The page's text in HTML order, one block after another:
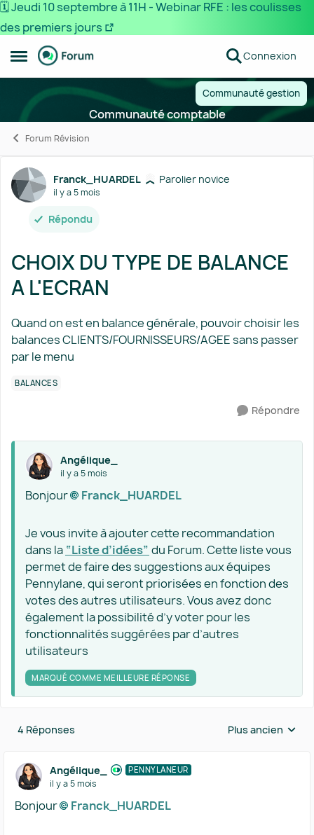
🗓️ Jeudi 10 septembre à 11H - Webinar RFE : les coulisses
des premiers jours
Ouvrir Menu Latéral
Passer au contenu Connexion
Communauté gestion
Communauté comptable
Forum Révision
Forum Discussion
Franck_HUARDEL Parolier novice
il y a 5 mois
Répondu
CHOIX DU TYPE DE BALANCE
A L'ECRAN
Quand on est en balance générale, pouvoir choisir les
balances CLIENTS/FOURNISSEURS/AGEE sans passer
par le menu
BALANCES
Répondre
Angélique_
il y a 5 mois
Bonjour Franck_HUARDEL​
Je vous invite à ajouter cette recommandation
dans la “Liste d’idées” du Forum. Cette liste vous
permet de faire des suggestions aux équipes
Pennylane, qui seront priorisées en fonction des
votes des autres utilisateurs. Vous avez donc
également la possibilité d’y voter pour les
fonctionnalités suggérées par d’autres
utilisateurs
MARQUÉ COMME MEILLEURE RÉPONSE
4 Réponses Réponses triées
Plus ancien
Angélique_ PENNYLANEUR
il y a 5 mois
Bonjour Franck_HUARDEL​